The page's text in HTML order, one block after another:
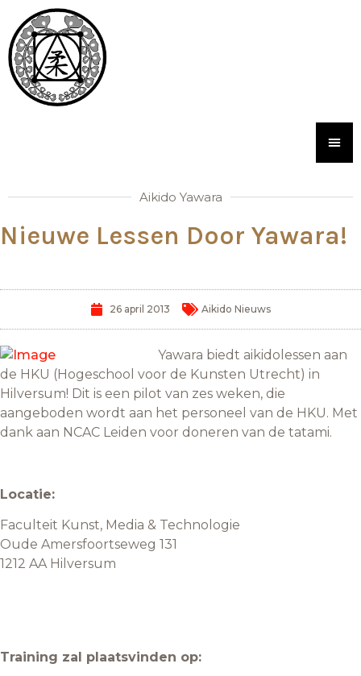
Aikido Yawara
Nieuwe Lessen Door Yawara!
26 april 2013 Aikido Nieuws
Yawara biedt aikidolessen aan
de HKU (Hogeschool voor de Kunsten Utrecht) in
Hilversum! Dit is een pilot van zes weken, die
aangeboden wordt aan het personeel van de HKU. Met
dank aan NCAC Leiden voor doneren van de tatami.
Locatie:
Faculteit Kunst, Media & Technologie
Oude Amersfoortseweg 131
1212 AA Hilversum
Training zal plaatsvinden op: